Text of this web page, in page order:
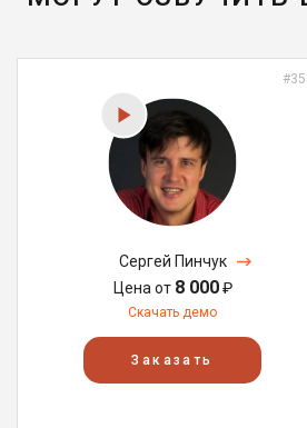
Сергей Пинчук
Цена от 8 000₽
Скачать демо
Заказать